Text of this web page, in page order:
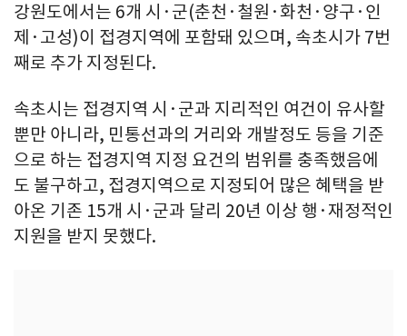
강원도에서는 6개 시·군(춘천·철원·화천·양구·인
제·고성)이 접경지역에 포함돼 있으며, 속초시가 7번
째로 추가 지정된다.
속초시는 접경지역 시·군과 지리적인 여건이 유사할
뿐만 아니라, 민통선과의 거리와 개발정도 등을 기준
으로 하는 접경지역 지정 요건의 범위를 충족했음에
도 불구하고, 접경지역으로 지정되어 많은 혜택을 받
아온 기존 15개 시·군과 달리 20년 이상 행·재정적인
지원을 받지 못했다.